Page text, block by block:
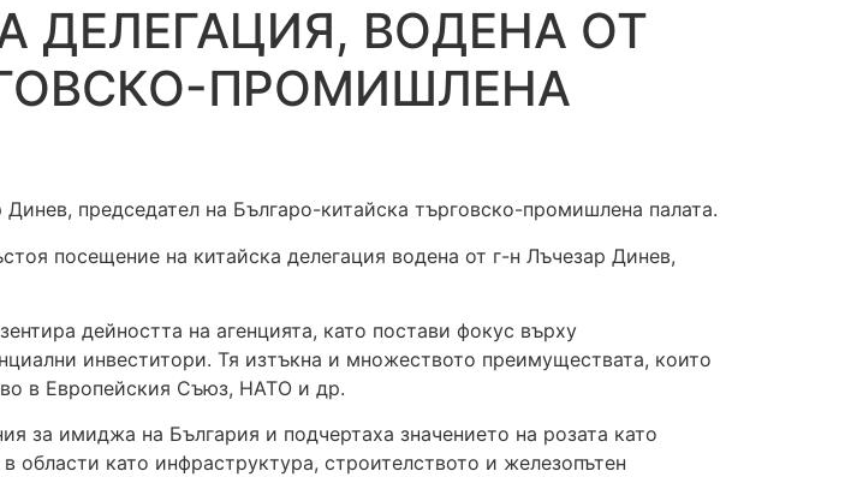
ДЕЛЕГАЦИЯ, ВОДЕНА ОТ
ПРОМИШЛЕНА
посещение на китайска делегация водена от г-н Лъчезар Динев,
дейността на агенцията, като постави фокус върху
инвеститори. Тя изтъкна и множеството преимуществата, които
в Европейския Съюз, НАТО и др.
за имиджа на България и подчертаха значението на розата като
области като инфраструктура, строителството и железопътен